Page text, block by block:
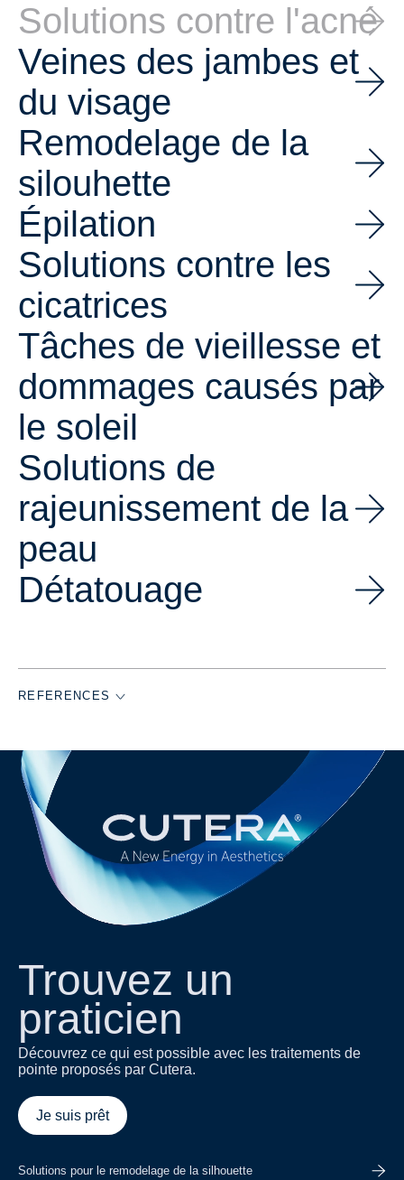
Solutions contre l'acné
Veines des jambes et
du visage
Remodelage de la
silouhette
Épilation
Solutions contre les
cicatrices
Tâches de vieillesse et
dommages causés par
le soleil
Solutions de
rajeunissement de la
peau
Détatouage
REFERENCES
Trouvez un
praticien
Découvrez ce qui est possible avec les traitements de
pointe proposés par Cutera.
Je suis prêt
Solutions pour le remodelage de la silhouette